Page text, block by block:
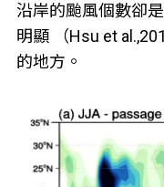
沿岸的颱風個數卻
明顯 （Hsu et
的地方。